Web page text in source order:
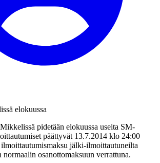
elokuussa
pidetään elokuussa useita SM-
päättyvät 13.7.2014 klo 24:00
jälki-ilmoittautuneilta
normaalin osanottomaksuun verrattuna.